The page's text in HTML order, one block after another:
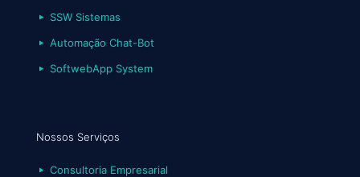
SSW Sistemas
Automação Chat-Bot
SoftwebApp System
Nossos Serviços
Consultoria Empresarial